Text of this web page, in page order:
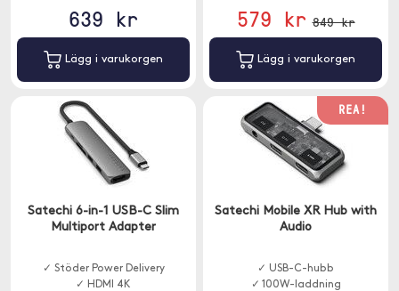
639 kr
Lägg i varukorgen
579 kr 849 kr
Lägg i varukorgen
Satechi 6-in-1 USB-C Slim
Multiport Adapter
✓ Stöder Power Delivery
✓ HDMI 4K
REA!
Satechi Mobile XR Hub with
Audio
✓ USB-C-hubb
✓ 100W-laddning